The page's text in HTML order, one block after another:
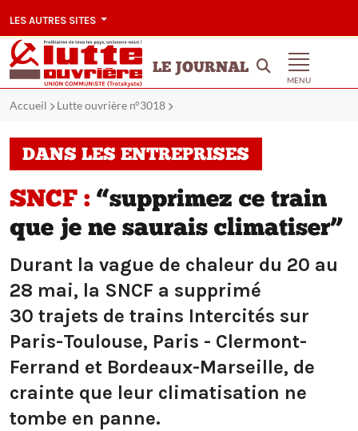
LES AUTRES SITES
LE JOURNAL
MENU
Accueil Lutte ouvrière n°3018
DANS LES ENTREPRISES
SNCF : “supprimez ce train
que je ne saurais climatiser”
Durant la vague de chaleur du 20 au
28 mai, la SNCF a supprimé
30 trajets de trains Intercités sur
Paris-Toulouse, Paris - Clermont-
Ferrand et Bordeaux-Marseille, de
crainte que leur climatisation ne
tombe en panne.